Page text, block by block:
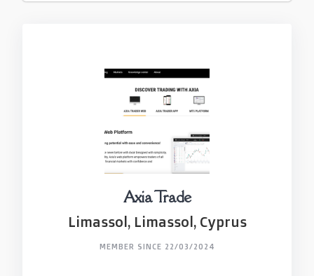
Axia Trade
Limassol, Limassol, Cyprus
MEMBER SINCE 22/03/2024